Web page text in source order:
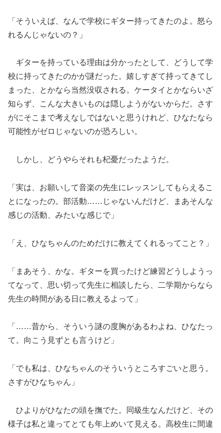
「そういえば、なんで学校にギター持ってきたのよ。怒ら
れるんじゃないの？」
ギターを持っている理由は分かったとして、どうして学
校に持ってきたのかが謎だった。嬉しすぎて持ってきてし
まった、とかなら当然没収される。ケータイとかならいざ
知らず、こんな大きいものは隠しようがないからだ。さす
がにそこまで考えなしではないと思うけれど、ひなたなら
可能性がゼロじゃないのが恐ろしい。
しかし、どうやらそれも杞憂だったようだ。
「実は、お願いして音楽の先生にレッスンしてもらえるこ
とになったの。部活動……じゃないんだけど、まあそんな
感じの活動、みたいな感じで」
「え、ひなちゃんのためだけに教えてくれるってこと？」
「まあそう、かな。ギターを買ったけど練習どうしようっ
てなって、思い切って先生に相談したら、二学期からなら
先生の時間がある日に教えるよって」
「……昔から、そういう謎の度胸があるわよね、ひなたっ
て。向こう見ずとも言うけど」
「でも私は、ひなちゃんのそういうところすごいと思う。
さすがひなちゃん」
ひよりがひなたの頭を撫でた。同級生なんだけど、その
様子は私と違ってとても年上めいて見える。高校生に間違